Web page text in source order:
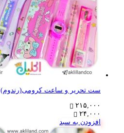
ست تحریر و ساعت کرومی(رندوم)
۲۱۵,۰۰۰
۲۴,۰۰۰
افزودن به سبد